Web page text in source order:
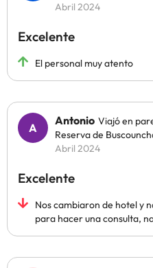
Abril 2024
Excelente
El personal muy atento
Antonio Viajó en
Reserva de
Abril 2024
Excelente
Nos cambiaron de hotel y
para hacer una consulta,